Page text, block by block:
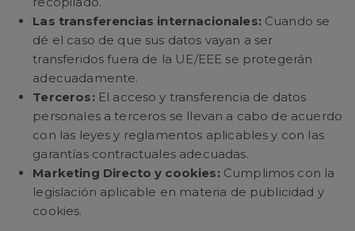
Las transferencias internacionales:Cuando se
dé el caso de que sus datos vayan a ser
transferidos fuera de la UE/EEE se protegerán
adecuadamente.
Terceros:El acceso y transferencia de datos
personales a terceros se llevan a cabo de acuerdo
con las leyes y reglamentos aplicables y con las
garantías contractuales adecuadas.
Marketing Directo y cookies:Cumplimos con la
legislación aplicable en materia de publicidad y
cookies.